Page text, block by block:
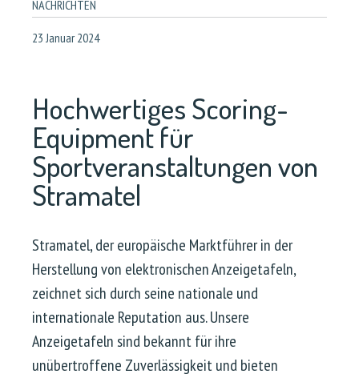
NACHRICHTEN
23 Januar 2024
Hochwertiges Scoring-
Equipment für
Sportveranstaltungen von
Stramatel
Stramatel, der europäische Marktführer in der
Herstellung von elektronischen Anzeigetafeln,
zeichnet sich durch seine nationale und
internationale Reputation aus. Unsere
Anzeigetafeln sind bekannt für ihre
unübertroffene Zuverlässigkeit und bieten